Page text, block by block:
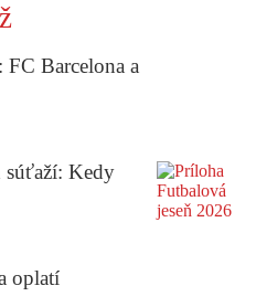
Barcelona a
súťaží: Kedy
oplatí